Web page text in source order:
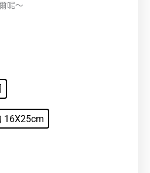
呢～
16X25cm